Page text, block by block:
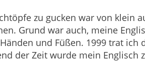
zu gucken war von klein
Grund war auch, meine
und Füßen. 1999 trat
der Zeit wurde mein Englisch